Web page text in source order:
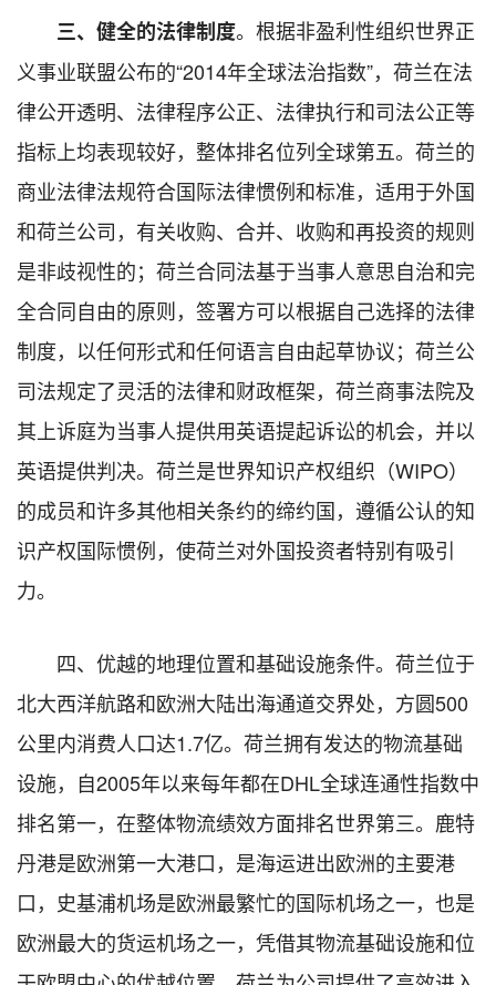
三、健全的法律制度。根据非盈利性组织世界正
义事业联盟公布的“2014年全球法治指数”，荷兰在法
律公开透明、法律程序公正、法律执行和司法公正等
指标上均表现较好，整体排名位列全球第五。荷兰的
商业法律法规符合国际法律惯例和标准，适用于外国
和荷兰公司，有关收购、合并、收购和再投资的规则
是非歧视性的；荷兰合同法基于当事人意思自治和完
全合同自由的原则，签署方可以根据自己选择的法律
制度，以任何形式和任何语言自由起草协议；荷兰公
司法规定了灵活的法律和财政框架，荷兰商事法院及
其上诉庭为当事人提供用英语提起诉讼的机会，并以
英语提供判决。荷兰是世界知识产权组织（WIPO）
的成员和许多其他相关条约的缔约国，遵循公认的知
识产权国际惯例，使荷兰对外国投资者特别有吸引
力。
四、优越的地理位置和基础设施条件。荷兰位于
北大西洋航路和欧洲大陆出海通道交界处，方圆500
公里内消费人口达1.7亿。荷兰拥有发达的物流基础
设施，自2005年以来每年都在DHL全球连通性指数中
排名第⼀，在整体物流绩效方面排名世界第三。鹿特
丹港是欧洲第一大港口，是海运进出欧洲的主要港
口，史基浦机场是欧洲最繁忙的国际机场之一，也是
欧洲最大的货运机场之⼀，凭借其物流基础设施和位